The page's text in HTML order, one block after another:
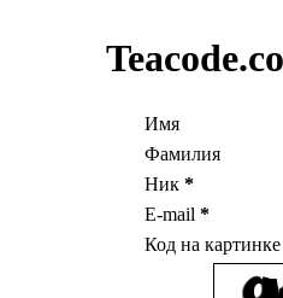
Имя
Фамилия
Ник *
E-mail *
Код на